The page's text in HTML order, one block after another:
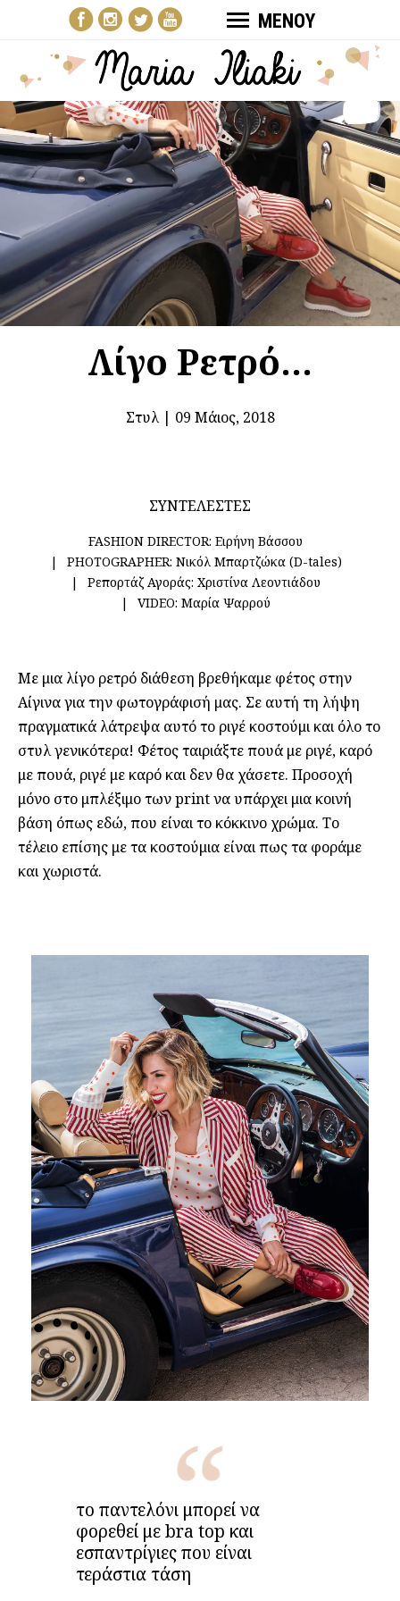
ΜΕΝΟΥ
Λίγο Ρετρό...
Στυλ| 09 Μάιος, 2018
ΣΥΝΤΕΛΕΣΤΕΣ
FASHION DIRECTOR: Ειρήνη Βάσσου
PHOTOGRAPHER: Νικόλ Μπαρτζώκα (D-tales)
Ρεπορτάζ Αγοράς: Χριστίνα Λεοντιάδου
VIDEO: Μαρία Ψαρρού
Με μια λίγο ρετρό διάθεση βρεθήκαμε φέτος στην
Αίγινα για την φωτογράφισή μας. Σε αυτή τη λήψη
πραγματικά λάτρεψα αυτό το ριγέ κοστούμι και όλο το
στυλ γενικότερα! Φέτος ταιριάξτε πουά με ριγέ, καρό
με πουά, ριγέ με καρό και δεν θα χάσετε. Προσοχή
μόνο στο μπλέξιμο των print να υπάρχει μια κοινή
βάση όπως εδώ, που είναι το κόκκινο χρώμα. Το
τέλειο επίσης με τα κοστούμια είναι πως τα φοράμε
και χωριστά.
το παντελόνι μπορεί να
φορεθεί με bra top και
εσπαντρίγιες που είναι
τεράστια τάση